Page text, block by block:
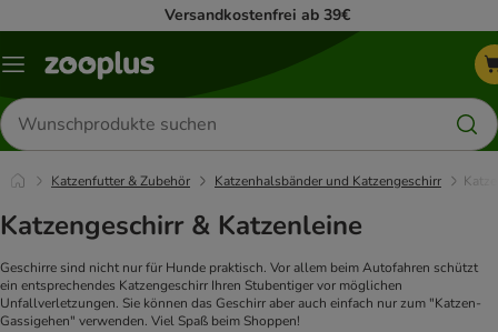
Versandkostenfrei ab 39€
Menü
Produkte
suchen
Katzenfutter & Zubehör Katzenhalsbänder und Katzengeschirr
Katzengeschirr & Katzenleine
Geschirre sind nicht nur für Hunde praktisch. Vor allem beim Autofahren schützt
ein entsprechendes Katzengeschirr Ihren Stubentiger vor möglichen
Unfallverletzungen. Sie können das Geschirr aber auch einfach nur zum "Katzen-
Gassigehen" verwenden. Viel Spaß beim Shoppen!